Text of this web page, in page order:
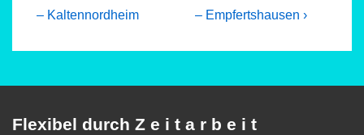
is
– Kaltennordheim
is
– Empfertshausen ›
Flexibel durch Z e i t a r b e i t